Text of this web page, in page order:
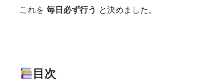
これを 毎日必ず行う と決めました。
目次